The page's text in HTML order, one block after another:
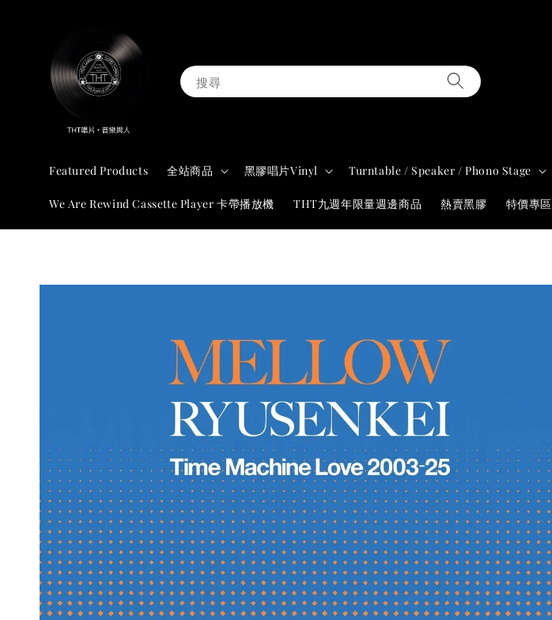
搜尋
Featured Products 全站商品 黑膠唱片Vinyl Turntable / Speaker / Phono Stage
We Are Rewind Cassette Player 卡帶播放機 THT九週年限量週邊商品 熱賣黑膠 特價專區